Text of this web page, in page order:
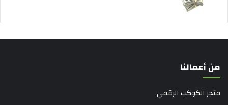
من أعمالنا
متجر الكوكب الرقمي